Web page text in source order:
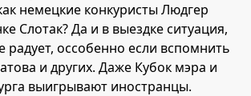
немецкие конкуристы Людгер
Слотак? Да и в выездке ситуация,
радует, оссобенно если вспомнить
и других. Даже Кубок мэра и
выигрывают иностранцы.